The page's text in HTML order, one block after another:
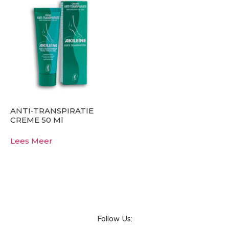
ANTI-TRANSPIRATIE
CREME 50 Ml
Lees Meer
Follow Us: